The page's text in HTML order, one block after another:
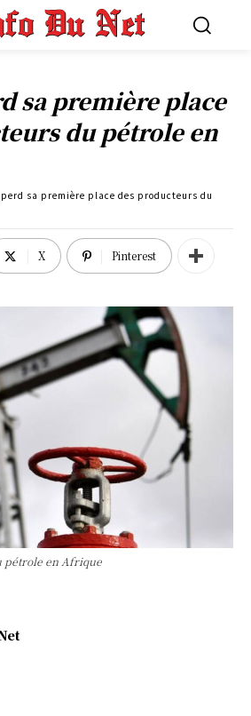
sa première place
du pétrole en
sa première place des producteurs du
X Pinterest
pétrole en Afrique